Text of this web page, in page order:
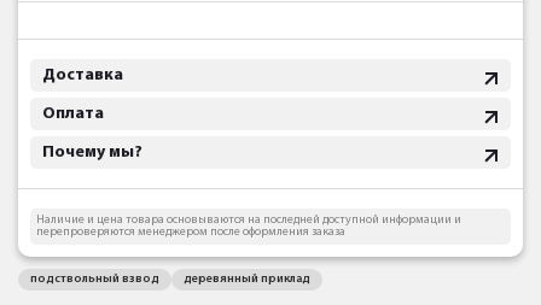
Доставка
Оплата
Почему мы?
Наличие и цена товара основываются на последней доступной информации и
перепроверяются менеджером после оформления заказа
подствольный взвод деревянный приклад